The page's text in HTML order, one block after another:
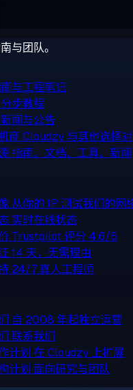
与团队。
与工程笔记
分步教程
新闻与公告
商 Cloudzy 与其他选择
指南、文档、工具、新闻
从你的 IP 测试我们的网
实时在线状态
Trustpilot 评分 4.6/5
14 天，无需理由
24/7 真人工程师
自 2008 年起独立运营
联系我们
计划 在 Cloudzy 上扩展
计划 面向研究与团队